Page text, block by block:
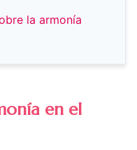
la armonía
en el